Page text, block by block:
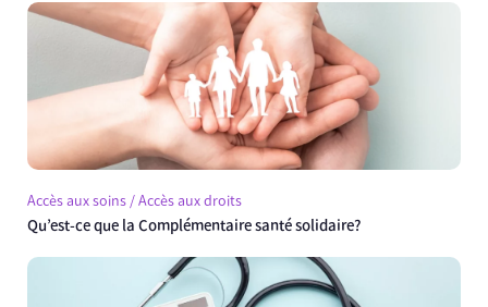
Accès aux soins / Accès aux droits
Qu’est-ce que la Complémentaire santé solidaire?